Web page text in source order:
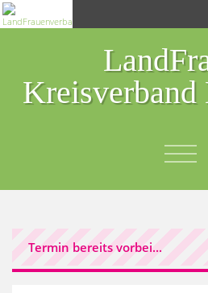
Termin bereits vorbei...